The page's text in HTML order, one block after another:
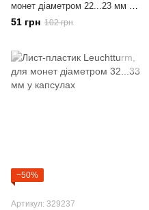
монет діаметром 22...23 мм у
капсулах
51 грн 102 грн
−50%
Артикул: 329237